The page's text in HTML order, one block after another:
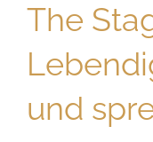
The
und